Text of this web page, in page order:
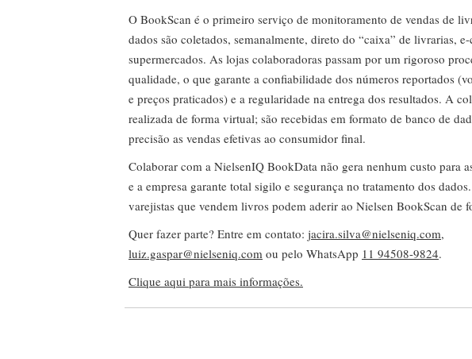
O BookScan é o primeiro serviço de monitoramento de vendas de
dados são coletados, semanalmente, direto do “caixa” de livrarias,
supermercados. As lojas colaboradoras passam por um rigoroso
qualidade, o que garante a confiabilidade dos números reportados
e preços praticados) e a regularidade na entrega dos resultados. A
realizada de forma virtual; são recebidas em formato de banco de
precisão as vendas efetivas ao consumidor final.
Colaborar com a NielsenIQ BookData não gera nenhum custo para
e a empresa garante total sigilo e segurança no tratamento dos
varejistas que vendem livros podem aderir ao Nielsen BookScan de
Quer fazer parte? Entre em contato: jacira.silva@nielseniq.com,
luiz.gaspar@nielseniq.com ou pelo WhatsApp 11 94508-9824.
Clique aqui para mais informações.